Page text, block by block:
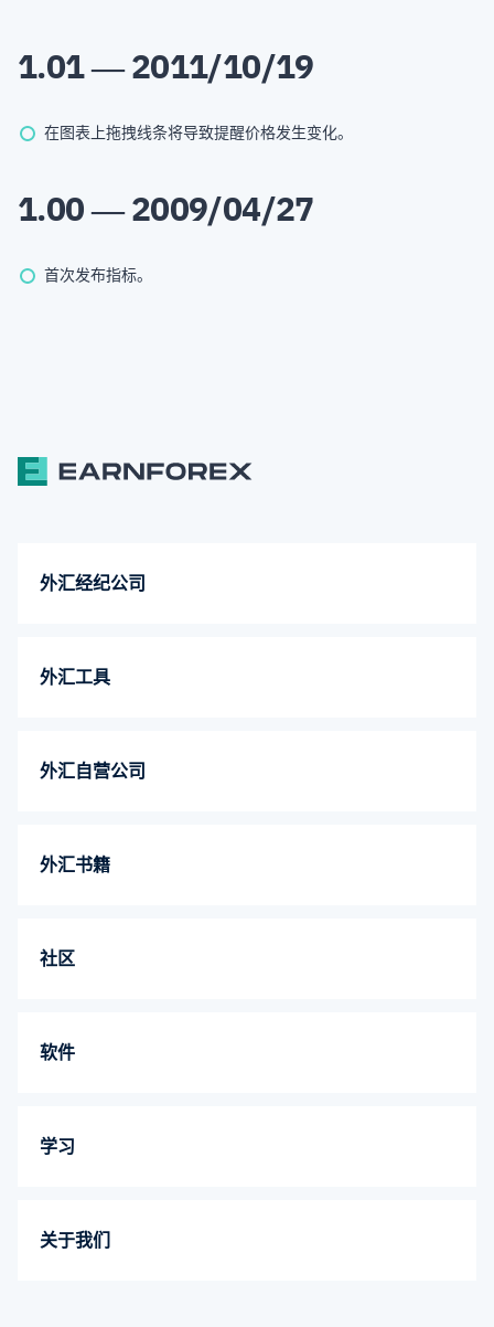
1.01 — 2011/10/19
在图表上拖拽线条将导致提醒价格发生变化。
1.00 — 2009/04/27
首次发布指标。
外汇经纪公司
外汇工具
外汇自营公司
外汇书籍
社区
软件
学习
关于我们